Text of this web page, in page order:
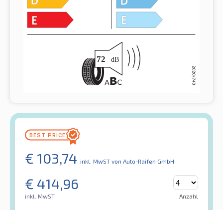
€ 103,74 inkl. MwST von Auto-Raifen GmbH
€ 414,96
inkl. MwST Anzahl